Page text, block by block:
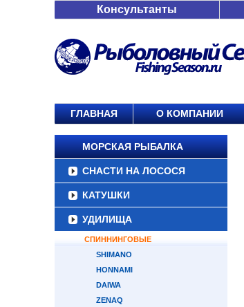
Консультанты
ГЛАВНАЯ О КОМПАНИИ
МОРСКАЯ РЫБАЛКА
СНАСТИ НА ЛОСОСЯ
КАТУШКИ
УДИЛИЩА
СПИННИНГОВЫЕ
SHIMANO
HONNAMI
DAIWA
ZENAQ